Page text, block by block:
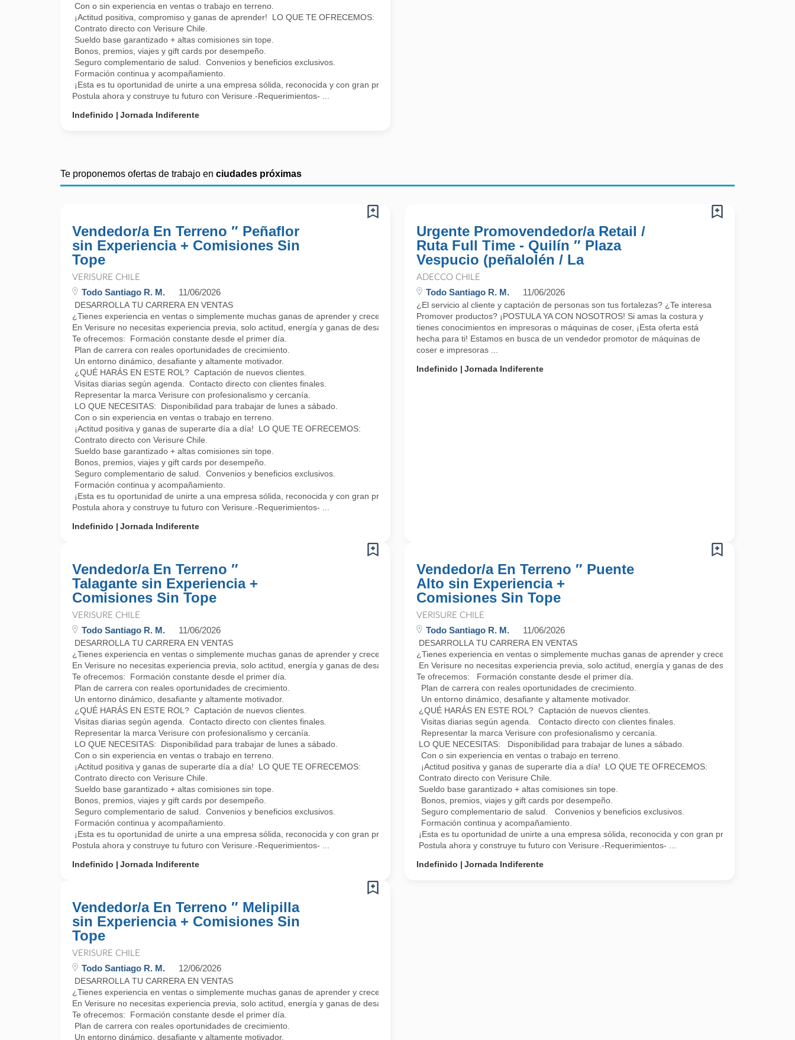
Con o sin experiencia en ventas o trabajo en terreno.
¡Actitud positiva, compromiso y ganas de aprender! LO QUE TE OFRECEMOS:
Contrato directo con Verisure Chile.
Sueldo base garantizado + altas comisiones sin tope.
Bonos, premios, viajes y gift cards por desempeño.
Seguro complementario de salud. Convenios y beneficios exclusivos.
Formación continua y acompañamiento.
¡Esta es tu oportunidad de unirte a una empresa sólida, reconocida y con gran proyección!
Postula ahora y construye tu futuro con Verisure.-Requerimientos- ...
Indefinido
Jornada Indiferente
Te proponemos ofertas de trabajo en ciudades próximas
Vendedor/a En Terreno ″ Peñaflor
sin Experiencia + Comisiones Sin
Tope
VERISURE CHILE
Todo Santiago R. M. 11/06/2026
DESARROLLA TU CARRERA EN VENTAS
¿Tienes experiencia en ventas o simplemente muchas ganas de aprender y crecer?
En Verisure no necesitas experiencia previa, solo actitud, energía y ganas de desarrollarte profesionalmente.
Te ofrecemos: Formación constante desde el primer día.
Plan de carrera con reales oportunidades de crecimiento.
Un entorno dinámico, desafiante y altamente motivador.
¿QUÉ HARÁS EN ESTE ROL? Captación de nuevos clientes.
Visitas diarias según agenda. Contacto directo con clientes finales.
Representar la marca Verisure con profesionalismo y cercanía.
LO QUE NECESITAS: Disponibilidad para trabajar de lunes a sábado.
Con o sin experiencia en ventas o trabajo en terreno.
¡Actitud positiva y ganas de superarte día a día! LO QUE TE OFRECEMOS:
Contrato directo con Verisure Chile.
Sueldo base garantizado + altas comisiones sin tope.
Bonos, premios, viajes y gift cards por desempeño.
Seguro complementario de salud. Convenios y beneficios exclusivos.
Formación continua y acompañamiento.
¡Esta es tu oportunidad de unirte a una empresa sólida, reconocida y con gran proyección!
Postula ahora y construye tu futuro con Verisure.-Requerimientos- ...
Indefinido
Jornada Indiferente
Urgente Promovendedor/a Retail /
Ruta Full Time - Quilín ″ Plaza
Vespucio (peñalolén / La
ADECCO CHILE
Todo Santiago R. M. 11/06/2026
¿El servicio al cliente y captación de personas son tus fortalezas? ¿Te interesa
Promover productos? ¡POSTULA YA CON NOSOTROS! Si amas la costura y
tienes conocimientos en impresoras o máquinas de coser, ¡Esta oferta está
hecha para ti! Estamos en busca de un vendedor promotor de máquinas de
coser e impresoras ...
Indefinido
Jornada Indiferente
Vendedor/a En Terreno ″
Talagante sin Experiencia +
Comisiones Sin Tope
VERISURE CHILE
Todo Santiago R. M. 11/06/2026
DESARROLLA TU CARRERA EN VENTAS
¿Tienes experiencia en ventas o simplemente muchas ganas de aprender y crecer?
En Verisure no necesitas experiencia previa, solo actitud, energía y ganas de desarrollarte profesionalmente.
Te ofrecemos: Formación constante desde el primer día.
Plan de carrera con reales oportunidades de crecimiento.
Un entorno dinámico, desafiante y altamente motivador.
¿QUÉ HARÁS EN ESTE ROL? Captación de nuevos clientes.
Visitas diarias según agenda. Contacto directo con clientes finales.
Representar la marca Verisure con profesionalismo y cercanía.
LO QUE NECESITAS: Disponibilidad para trabajar de lunes a sábado.
Con o sin experiencia en ventas o trabajo en terreno.
¡Actitud positiva y ganas de superarte día a día! LO QUE TE OFRECEMOS:
Contrato directo con Verisure Chile.
Sueldo base garantizado + altas comisiones sin tope.
Bonos, premios, viajes y gift cards por desempeño.
Seguro complementario de salud. Convenios y beneficios exclusivos.
Formación continua y acompañamiento.
¡Esta es tu oportunidad de unirte a una empresa sólida, reconocida y con gran proyección!
Postula ahora y construye tu futuro con Verisure.-Requerimientos- ...
Indefinido
Jornada Indiferente
Vendedor/a En Terreno ″ Puente
Alto sin Experiencia +
Comisiones Sin Tope
VERISURE CHILE
Todo Santiago R. M. 11/06/2026
DESARROLLA TU CARRERA EN VENTAS
¿Tienes experiencia en ventas o simplemente muchas ganas de aprender y crecer?
En Verisure no necesitas experiencia previa, solo actitud, energía y ganas de desarrollarte
Te ofrecemos: Formación constante desde el primer día.
Plan de carrera con reales oportunidades de crecimiento.
Un entorno dinámico, desafiante y altamente motivador.
¿QUÉ HARÁS EN ESTE ROL? Captación de nuevos clientes.
Visitas diarias según agenda. Contacto directo con clientes finales.
Representar la marca Verisure con profesionalismo y cercanía.
LO QUE NECESITAS: Disponibilidad para trabajar de lunes a sábado.
Con o sin experiencia en ventas o trabajo en terreno.
¡Actitud positiva y ganas de superarte día a día! LO QUE TE OFRECEMOS:
Contrato directo con Verisure Chile.
Sueldo base garantizado + altas comisiones sin tope.
Bonos, premios, viajes y gift cards por desempeño.
Seguro complementario de salud. Convenios y beneficios exclusivos.
Formación continua y acompañamiento.
¡Esta es tu oportunidad de unirte a una empresa sólida, reconocida y con gran proyección!
Postula ahora y construye tu futuro con Verisure.-Requerimientos- ...
Indefinido
Jornada Indiferente
Vendedor/a En Terreno ″ Melipilla
sin Experiencia + Comisiones Sin
Tope
VERISURE CHILE
Todo Santiago R. M. 12/06/2026
DESARROLLA TU CARRERA EN VENTAS
¿Tienes experiencia en ventas o simplemente muchas ganas de aprender y crecer?
En Verisure no necesitas experiencia previa, solo actitud, energía y ganas de desarrollarte profesionalmente.
Te ofrecemos: Formación constante desde el primer día.
Plan de carrera con reales oportunidades de crecimiento.
Un entorno dinámico, desafiante y altamente motivador.